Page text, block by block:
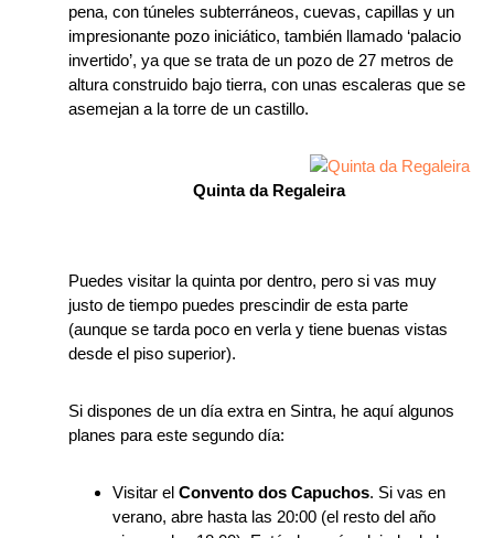
pena, con túneles subterráneos, cuevas, capillas y un
impresionante pozo iniciático, también llamado ‘palacio
invertido’, ya que se trata de un pozo de 27 metros de
altura construido bajo tierra, con unas escaleras que se
asemejan a la torre de un castillo.
Quinta da Regaleira
Puedes visitar la quinta por dentro, pero si vas muy
justo de tiempo puedes prescindir de esta parte
(aunque se tarda poco en verla y tiene buenas vistas
desde el piso superior).
Si dispones de un día extra en Sintra, he aquí algunos
planes para este segundo día:
Visitar elConvento dos Capuchos. Si vas en
verano, abre hasta las 20:00 (el resto del año